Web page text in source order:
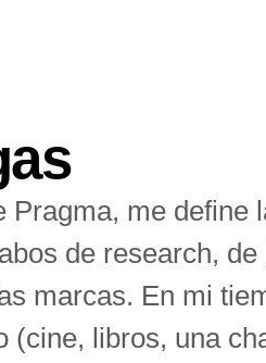
me define
de research,
marcas. En mi
(cine, libros, una